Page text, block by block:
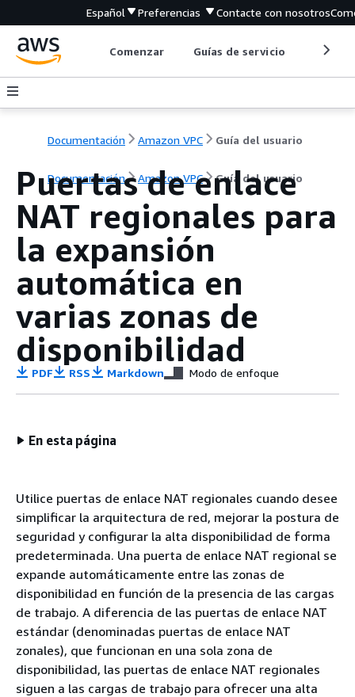
Español Preferencias Contacte con nosotros
Comenzar Guías de servicio
Documentación Amazon VPC Guía del usuario
Documentación Amazon VPC Guía del usuario
Puertas de enlace
NAT regionales para
la expansión
automática en
varias zonas de
disponibilidad
PDF RSS Markdown Modo de enfoque
En esta página
Utilice puertas de enlace NAT regionales cuando desee
simplificar la arquitectura de red, mejorar la postura de
seguridad y configurar la alta disponibilidad de forma
predeterminada. Una puerta de enlace NAT regional se
expande automáticamente entre las zonas de
disponibilidad en función de la presencia de las cargas
de trabajo. A diferencia de las puertas de enlace NAT
estándar (denominadas puertas de enlace NAT
zonales), que funcionan en una sola zona de
disponibilidad, las puertas de enlace NAT regionales
siguen a las cargas de trabajo para ofrecer una alta